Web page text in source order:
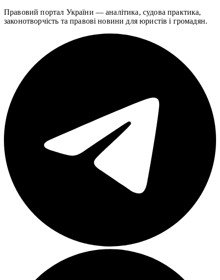
Правовий портал України — аналітика, судова практика,
законотворчість та правові новини для юристів і громадян.